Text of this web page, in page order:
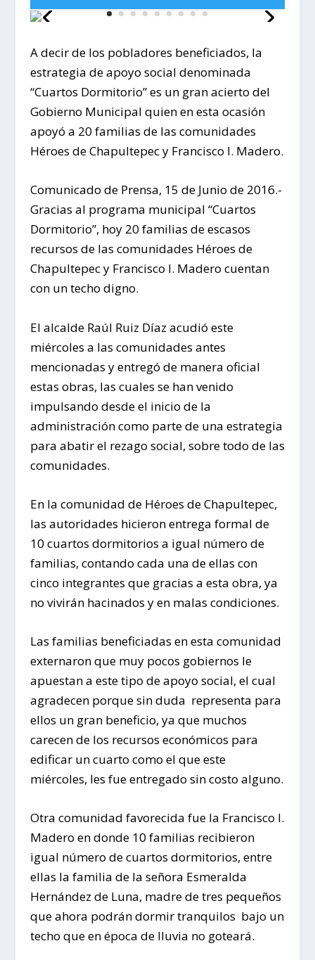
A decir de los pobladores beneficiados, la
estrategia de apoyo social denominada
“Cuartos Dormitorio” es un gran acierto del
Gobierno Municipal quien en esta ocasión
apoyó a 20 familias de las comunidades
Héroes de Chapultepec y Francisco I. Madero.
Comunicado de Prensa, 15 de Junio de 2016.-
Gracias al programa municipal “Cuartos
Dormitorio”, hoy 20 familias de escasos
recursos de las comunidades Héroes de
Chapultepec y Francisco I. Madero cuentan
con un techo digno.
El alcalde Raúl Ruiz Díaz acudió este
miércoles a las comunidades antes
mencionadas y entregó de manera oficial
estas obras, las cuales se han venido
impulsando desde el inicio de la
administración como parte de una estrategia
para abatir el rezago social, sobre todo de las
comunidades.
En la comunidad de Héroes de Chapultepec,
las autoridades hicieron entrega formal de
10 cuartos dormitorios a igual número de
familias, contando cada una de ellas con
cinco integrantes que gracias a esta obra, ya
no vivirán hacinados y en malas condiciones.
Las familias beneficiadas en esta comunidad
externaron que muy pocos gobiernos le
apuestan a este tipo de apoyo social, el cual
agradecen porque sin duda representa para
ellos un gran beneficio, ya que muchos
carecen de los recursos económicos para
edificar un cuarto como el que este
miércoles, les fue entregado sin costo alguno.
Otra comunidad favorecida fue la Francisco I.
Madero en donde 10 familias recibieron
igual número de cuartos dormitorios, entre
ellas la familia de la señora Esmeralda
Hernández de Luna, madre de tres pequeños
que ahora podrán dormir tranquilos bajo un
techo que en época de lluvia no goteará.